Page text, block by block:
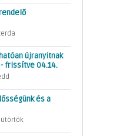
újranyitnak
frissítve 04.14.
és a